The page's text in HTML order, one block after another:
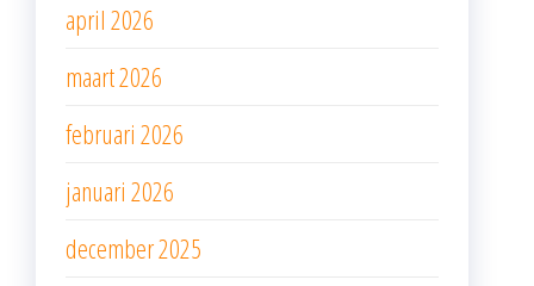
april 2026
maart 2026
februari 2026
januari 2026
december 2025